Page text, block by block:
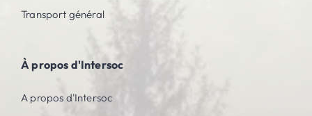
Transport général
À propos d'Intersoc
A propos d'Intersoc